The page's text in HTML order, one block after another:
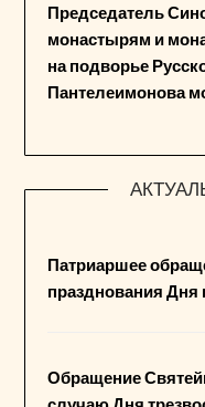
Председатель
монастырям и
на подворье
Пантелеимонова
Патриаршее
празднования
Обращение